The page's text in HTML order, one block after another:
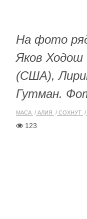
На фото
Яков Ходош
(США),
Гутман.
МАСА АЛИЯ СОХНУТ
123